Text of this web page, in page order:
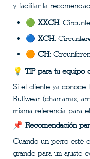
y facilitar la
🟢 XXCH:
🔵 XCH:
🟠 CH:
💡 TIP para tu equipo
Si el cliente ya conoce
Ruffwear (chamarras,
misma referencia para
📌 Recomendación
Cuando un perro esté
grande para un ajuste